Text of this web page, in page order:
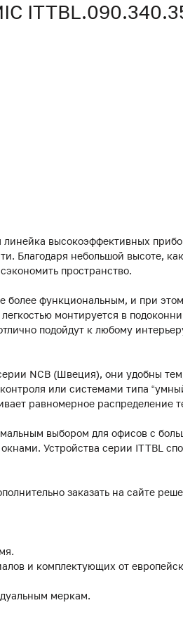
высокоэффективных
Благодаря небольшой высоте,
пространство.
более функциональным, и при
монтируется в
подойдут к любому
NCB (Швеция), они удобны
или системами типа
равномерное распределение
выбором для офисов с
Устройства серии ITTBL
заказать на сайте
и комплектующих от
меркам.